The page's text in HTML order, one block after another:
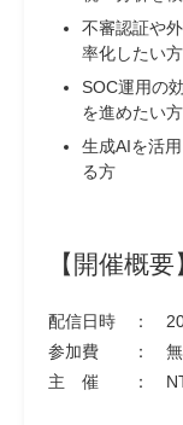
不審認証や
率化したい方
SOC運用の
を進めたい方
生成AIを活
る方
【開催概要
配信日時 ：
参加費 ： 無料
主 催 ： NTT